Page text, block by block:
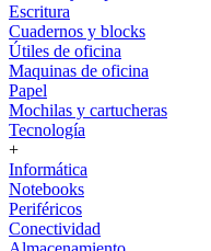
Escritura
Cuadernos y blocks
Útiles de oficina
Maquinas de oficina
Papel
Mochilas y cartucheras
Tecnología
+
Informática
Notebooks
Periféricos
Conectividad